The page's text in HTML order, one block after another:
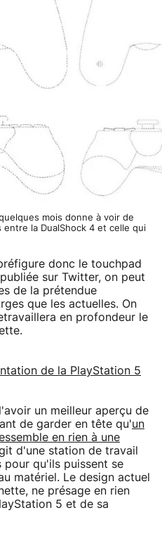
mois donne à voir de
la DualShock 4 et celle qui
donc le touchpad
sur Twitter, on peut
de la prétendue
que les actuelles. On
en profondeur le
de la PlayStation 5
un meilleur aperçu de
de garder en tête qu'un
en rien à une
d'une station de travail
pour qu'ils puissent se
matériel. Le design actuel
ne présage en rien
5 et de sa